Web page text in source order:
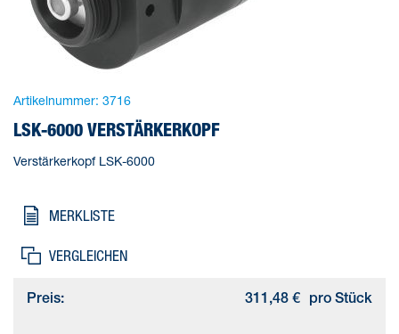
Artikelnummer: 3716
LSK-6000 VERSTÄRKERKOPF
Verstärkerkopf LSK-6000
MERKLISTE
VERGLEICHEN
Preis: 311,48 € pro Stück